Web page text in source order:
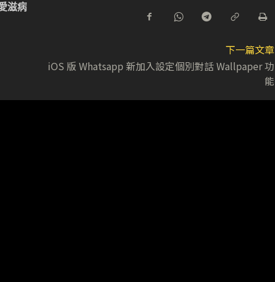
滋病
下一篇文章
iOS 版 Whatsapp 新加入設定個別對話 Wallpaper 功
能